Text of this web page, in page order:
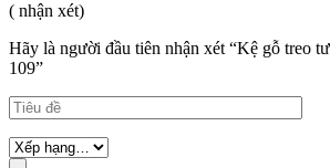
( nhận xét)
Hãy là người đầu tiên nhận xét “Kệ gỗ treo
109”